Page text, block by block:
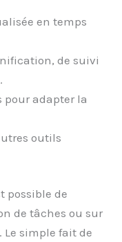
en temps
de suivi
pour adapter la
outils
possible de
de tâches ou sur
simple fait de